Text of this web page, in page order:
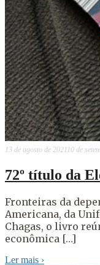
13 de agosto de 2021 10 de
72º título da
Fronteiras da
Americana, da
Chagas, o livro
econômica […]
Ler mais ›